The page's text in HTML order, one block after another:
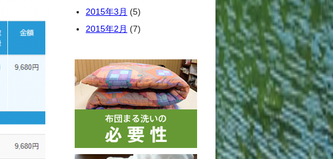
2015年3月 (5)
2015年2月 (7)